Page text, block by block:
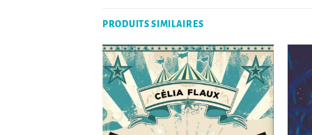
PRODUITS SIMILAIRES